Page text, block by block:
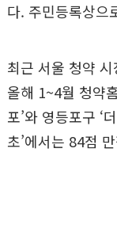
다. 주민등록상으
최근 서울 청약
올해 1~4월 청약
포’와 영등포구 ‘
초’에서는 84점